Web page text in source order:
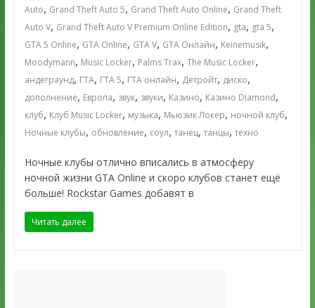
Auto, Grand Theft Auto 5, Grand Theft Auto Online, Grand Theft
Auto V, Grand Theft Auto V Premium Online Edition, gta, gta 5,
GTA 5 Online, GTA Online, GTA V, GTA Онлайн, Keinemusik,
Moodymann, Music Locker, Palms Trax, The Music Locker,
андеграунд, ГТА, ГТА 5, ГТА онлайн, Детройт, диско,
дополнение, Европа, звук, звуки, Казино, Казино Diamond,
клуб, Клуб Music Locker, музыка, Мьюзик Локер, ночной клуб,
Ночные клубы, обновление, соул, танец, танцы, техно
Ночные клубы отлично вписались в атмосферу
ночной жизни GTA Online и скоро клубов станет ещё
больше! Rockstar Games добавят в
Читать далее